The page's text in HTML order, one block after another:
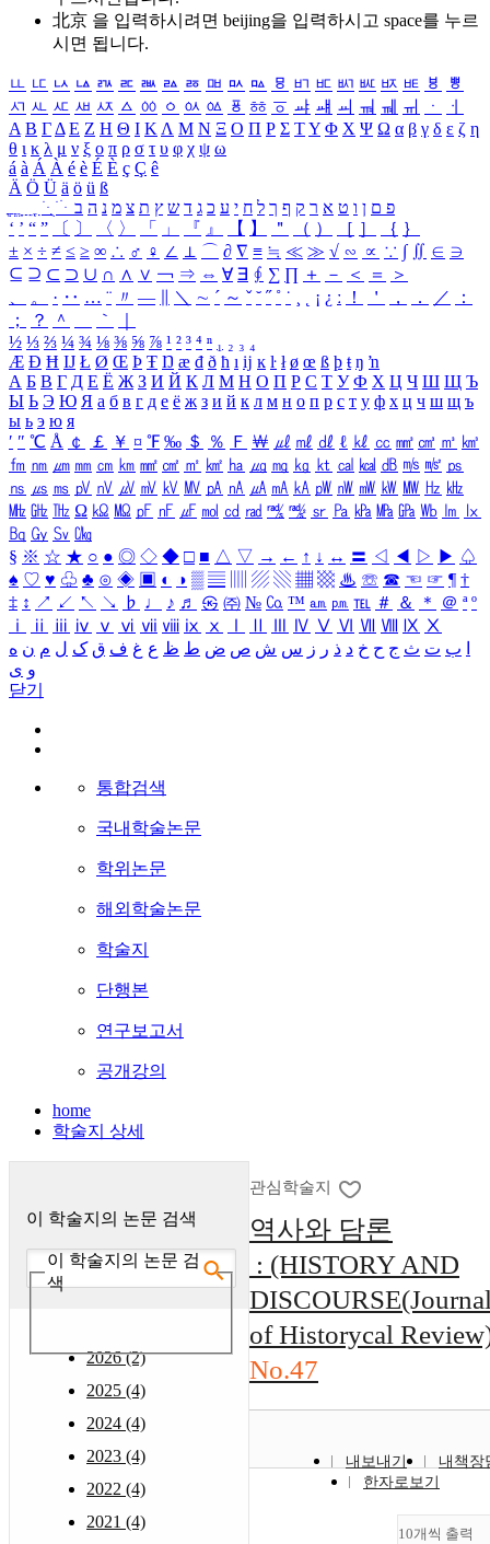
北京 을 입력하시려면 beijing을 입력하시고 space를 누르
시면 됩니다.
ㅥ ㅦ ㅧ ㅨ ㅩ ㅪ ㅫ ㅬ ㅭ ㅮ ㅯ ㅰ ㅱ ㅲ ㅳ ㅴ ㅵ ㅶ ㅷ ㅸ
ㅹ
ㅺ ㅻ ㅼ ㅽ ㅾ ㅿ ㆀ ㆁ ㆂ ㆃ ㆄ ㆅ ㆆ ㆇ ㆈ ㆉ ㆊ ㆋ ㆌ ㆍ
ㆎ
Α Β ΓΔ Ε Ζ Η Θ Ι ΚΛ Μ Ν Ξ Ο Π Ρ Σ ΤΥ Φ Χ Ψ Ω α β γ δ ε ζ η
θ ι κ λ μ ν ξ ο π ρ σ τ υ φ χ ψ ω
á à Á À é è É È ç Ç ê
Ä Ö Ü ä ö ü ß
ִֶֹ ֻּ ׁׂ פ ם ן ו ט א ר ק ף ך ל ח י ע כ ג ד ש ץ ת צ מ נ ה ב
‘ ’ “ ” 〔 〕 〈 〉 「 」 『 』 【 】 ＂ （ ） ［ ］ ｛ ｝
± × ÷ ≠ ≤ ≥ ∞ ∴ ♂ ♀ ∠ ⊥ ⌒ ∂ ∇ ≡ ≒ ≪ ≫ √ ∽ ∝ ∵ ∫ ∬ ∈ ∋
⊆ ⊇ ⊂ ⊃ ∪ ∩ ∧ ∨ ￢ ⇒ ⇔ ∀ ∃ ∮ ∑ ∏ ＋ － ＜ ＝
＞
、
。 · ‥ … ¨ 〃 ― ＼ ∼ ´ ～ ˇ ˘ ˝ ˚ ˙ ¸ ¡ ¿ ː ！ ＇ ， ． ／
：
；
？ ＾ ｀
½ ⅓ ⅔ ¼ ¾ ⅛ ⅜ ⅝ ⅞ ¹ ² ³ ⁴ ⁿ ₁ ₂ ₃ ₄
Æ Ð Ħ Ĳ Ł Ø Œ Þ Ŧ Ŋ æ đ ð ħ ı ĳ ĸ ŀ ł ø œ ß þ ŧ ŋ ŉ
А Б В Г Д Е Ё Ж З И Й К Л М Н О П Р С Т У Ф Х Ц Ч Ш Щ Ъ
Ы Ь Э Ю Я а б в г д е ё ж з и й к л м н о п р с т у ф х ц ч ш щ ъ
ы ь э ю я
′ ″ ℃ Å ￠ ￡ ￥ ¤ ℉ ‰ ＄ ％ Ｆ ￦ ㎕ ㎖ ㎗ ℓ ㎘ ㏄ ㎣ ㎤ ㎥ ㎦
㎙ ㎚ ㎛ ㎜ ㎝ ㎞ ㎟ ㎠ ㎡ ㎢ ㏊ ㎍ ㎎ ㎏ ㏏ ㎈ ㎉ ㏈ ㎧ ㎨ ㎰
㎱ ㎲ ㎳ ㎴ ㎵ ㎶ ㎷ ㎸ ㎹ ㎀ ㎁ ㎂ ㎃ ㎄ ㎺ ㎻ ㎽ ㎾ ㎿ ㎐ ㎑
㎒ ㎓ ㎔ Ω ㏀ ㏁ ㎊ ㎋ ㎌ ㏖ ㏅ ㎭ ㎮ ㎯ ㏛ ㎩ ㎪ ㎫ ㎬ ㏝ ㏐
㏓
㏃ ㏉ ㏜ ㏆
§ ※ ☆ ★ ○ ● ◎ ◇ ◆ □ ■ △ ▽ → ← ↑ ↓ ↔ 〓 ◁ ◀ ▷ ▶ ♤
♠ ♡ ♥ ♧ ♣ ⊙ ◈ ▣ ◐ ◑ ▒ ▤ ▨ ▧ ▦ ▩ ♨ ☏ ☎ ☜ ☞ ¶ †
‡ ↕ ↗ ↙ ↖ ↘ ♭ ♩ ♪ ♬ ㉿ ㈜ № ㏇ ™ ㏂ ㏘ ℡ ＃ ＆ ＊ ＠ ª º
ⅰ
ⅱ ⅲ ⅳ ⅴ ⅵ ⅶ ⅷ ⅸ ⅹ Ⅳ Ⅴ Ⅵ Ⅶ Ⅷ Ⅸ Ⅹ
ب ت ث ج ح خ د ذ ر ز س ش ص ض ط ظ ع غ ف ق ک ل م ن ه
و ی
닫기
통합검색
국내학술논문
학위논문
해외학술논문
학술지
단행본
연구보고서
공개강의
home
학술지 상세
이 학술지의 논문 검색
이 학술지의 논문 검
색
2026 (2)
2025 (4)
2024 (4)
2023 (4)
2022 (4)
2021 (4)
관심학술지
역사와 담론
: (HISTORY AND
of Historycal
No.47
내보내기
내책장
한자로보기
10개씩 출력